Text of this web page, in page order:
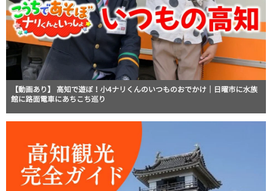
【動画あり】 高知で遊ぼ！小4ナリくんのいつものおでかけ｜日曜市に水族
館に路面電車にあちこち巡り